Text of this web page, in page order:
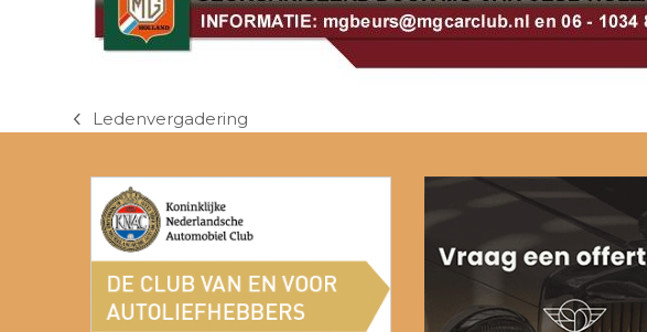
previous
Ledenvergadering